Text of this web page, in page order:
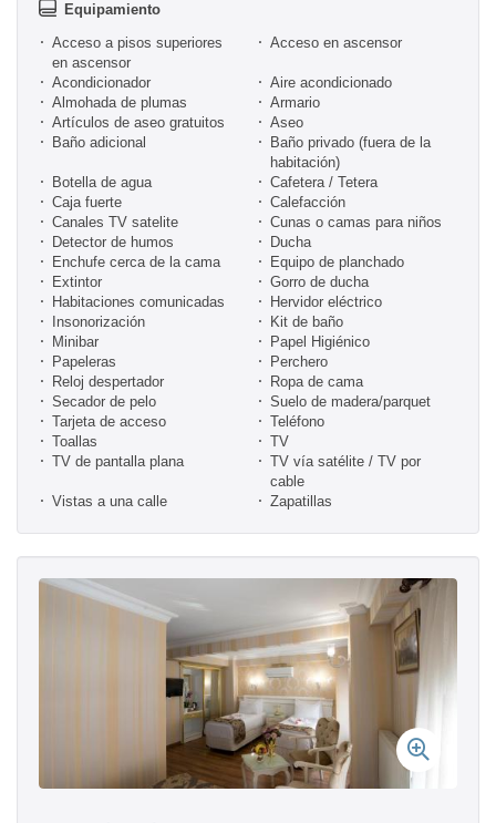
Equipamiento
Acceso a pisos superiores
en ascensor
Acceso en ascensor
Acondicionador
Aire acondicionado
Almohada de plumas
Armario
Artículos de aseo gratuitos
Aseo
Baño adicional
Baño privado (fuera de la
habitación)
Botella de agua
Cafetera / Tetera
Caja fuerte
Calefacción
Canales TV satelite
Cunas o camas para niños
Detector de humos
Ducha
Enchufe cerca de la cama
Equipo de planchado
Extintor
Gorro de ducha
Habitaciones comunicadas
Hervidor eléctrico
Insonorización
Kit de baño
Minibar
Papel Higiénico
Papeleras
Perchero
Reloj despertador
Ropa de cama
Secador de pelo
Suelo de madera/parquet
Tarjeta de acceso
Teléfono
Toallas
TV
TV de pantalla plana
TV vía satélite / TV por
cable
Vistas a una calle
Zapatillas